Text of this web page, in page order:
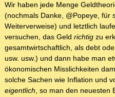
Wir haben jede Menge
(nochmals Danke, @Popeye, für
Weiterverweise) und letztlich
versuchen, das Geld richtig zu
gesamtwirtschaftlich, als debt
usw. usw.) und dann habe man
ökonomischen Misslichkeiten
solche Sachen wie Inflation und
eigentlich, so man den neuesten